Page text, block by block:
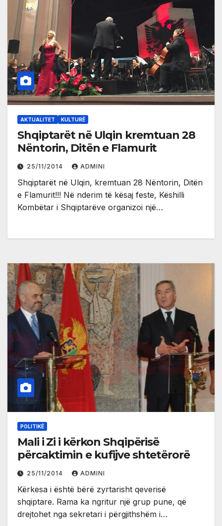
AKTUALITET KULTURË
Shqiptarët në Ulqin kremtuan 28
Nëntorin, Ditën e Flamurit
25/11/2014 ADMINI
Shqiptarët në Ulqin, kremtuan 28 Nëntorin, Ditën
e Flamurit!!! Në nderim të kësaj feste, Këshilli
Kombëtar i Shqiptarëve organizoi një…
POLITIKË
Mali i Zi i kërkon Shqipërisë
përcaktimin e kufijve shtetërorë
25/11/2014 ADMINI
Kërkesa i është bërë zyrtarisht qeverisë
shqiptare. Rama ka ngritur një grup pune, që
drejtohet nga sekretari i përgjithshëm i…